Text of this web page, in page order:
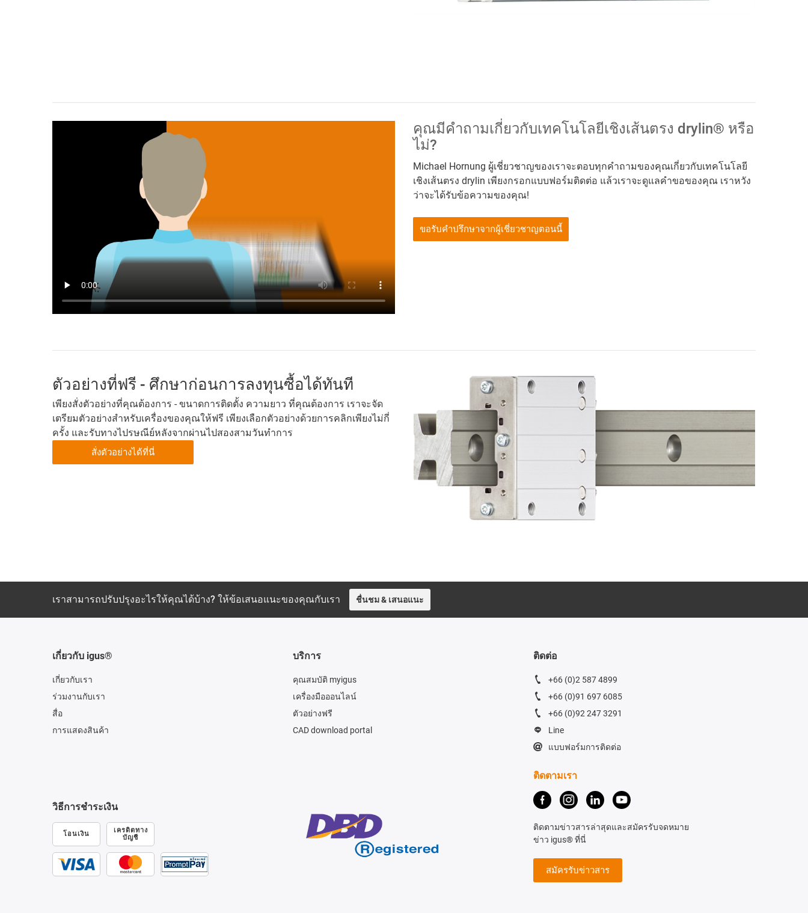
คุณมีคำถามเกี่ยวกับเทคโนโลยีเชิงเส้นตรง drylin® หรือ
ไม่?
Michael Hornung ผู้เชี่ยวชาญของเราจะตอบทุกคำถามของคุณเกี่ยวกับเทคโนโลยี
เชิงเส้นตรง drylin เพียงกรอกแบบฟอร์มติดต่อ แล้วเราจะดูแลคำขอของคุณ เราหวัง
ว่าจะได้รับข้อความของคุณ!
ขอรับคำปรึกษาจากผู้เชี่ยวชาญตอนนี้
ตัวอย่างที่ฟรี - ศึกษาก่อนการลงทุนซื้อได้ทันที
เพียงสั่งตัวอย่างที่คุณต้องการ - ขนาดการติดตั้ง ความยาว ที่คุณต้องการ เราจะจัด
เตรียมตัวอย่างสำหรับเครื่องของคุณให้ฟรี เพียงเลือกตัวอย่างด้วยการคลิกเพียงไม่กี่
ครั้ง และรับทางไปรษณีย์หลังจากผ่านไปสองสามวันทำการ
สั่งตัวอย่างได้ที่นี่
เราสามารถปรับปรุงอะไรให้คุณได้บ้าง? ให้ข้อเสนอแนะของคุณกับเรา ชื่นชม & เสนอแนะ
เกี่ยวกับ igus®
เกี่ยวกับเรา
ร่วมงานกับเรา
สื่อ
การแสดงสินค้า
บริการ
คุณสมบัติ myigus
เครื่องมือออนไลน์
ตัวอย่างฟรี
CAD download portal
ติดต่อ
+66 (0)2 587 4899
+66 (0)91 697 6085
+66 (0)92 247 3291
Line
แบบฟอร์มการติดต่อ
วิธีการชำระเงิน
โอนเงิน
เครดิตทาง
บัญชี
ติดตามเรา
ติดตามข่าวสารล่าสุดและสมัครรับจดหมาย
ข่าว igus® ที่นี่
สมัครรับข่าวสาร